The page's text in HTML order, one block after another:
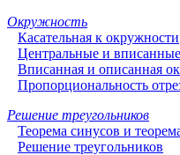
Окружность
Касательная к окружности
Центральные и
Вписанная и описанная
Пропорциональность
Решение треугольников
Теорема синусов и
Решение треугольников